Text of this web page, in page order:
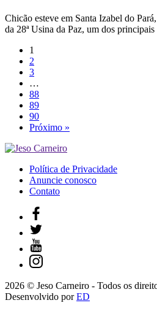
Chicão esteve em Santa Izabel do
da 28ª Usina da Paz, um dos
1
2
3
…
88
89
90
Próximo »
Política de Privacidade
Anuncie conosco
Contato
2026 © Jeso Carneiro - Todos os
Desenvolvido porED